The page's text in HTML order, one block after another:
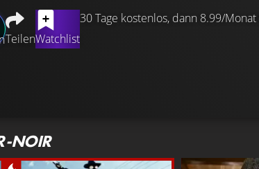
TeilenWatchlist
30 Tage kostenlos, dann 8.99/
NOIR